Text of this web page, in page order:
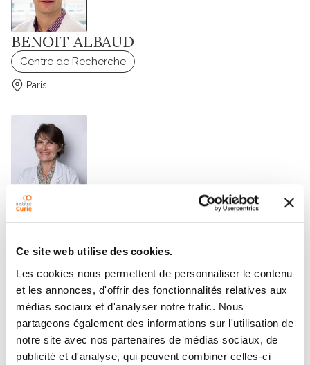
Ce site web utilise des cookies.
Les cookies nous permettent de personnaliser le contenu
et les annonces, d'offrir des fonctionnalités relatives aux
médias sociaux et d'analyser notre trafic. Nous
partageons également des informations sur l'utilisation de
notre site avec nos partenaires de médias sociaux, de
publicité et d'analyse, qui peuvent combiner celles-ci
BENOIT ALBAUD
Centre de Recherche
Paris
ALINE ALBI-FELDZER